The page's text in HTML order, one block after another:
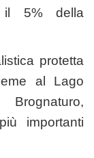
il 5% della
protetta
al Lago
importanti